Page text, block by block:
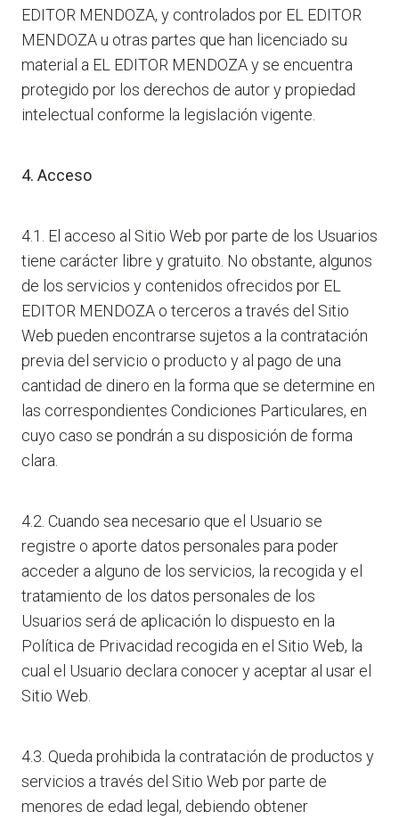
EDITOR MENDOZA, y controlados por EL EDITOR
MENDOZA u otras partes que han licenciado su
material a EL EDITOR MENDOZA y se encuentra
protegido por los derechos de autor y propiedad
intelectual conforme la legislación vigente.
4. Acceso
4.1. El acceso al Sitio Web por parte de los Usuarios
tiene carácter libre y gratuito. No obstante, algunos
de los servicios y contenidos ofrecidos por EL
EDITOR MENDOZA o terceros a través del Sitio
Web pueden encontrarse sujetos a la contratación
previa del servicio o producto y al pago de una
cantidad de dinero en la forma que se determine en
las correspondientes Condiciones Particulares, en
cuyo caso se pondrán a su disposición de forma
clara.
4.2. Cuando sea necesario que el Usuario se
registre o aporte datos personales para poder
acceder a alguno de los servicios, la recogida y el
tratamiento de los datos personales de los
Usuarios será de aplicación lo dispuesto en la
Política de Privacidad recogida en el Sitio Web, la
cual el Usuario declara conocer y aceptar al usar el
Sitio Web.
4.3. Queda prohibida la contratación de productos y
servicios a través del Sitio Web por parte de
menores de edad legal, debiendo obtener